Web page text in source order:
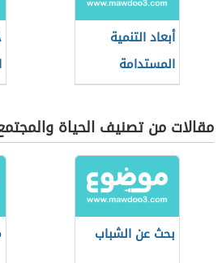
أبعاد التنمية
المستدامة
مقالات من تصنيف الحياة
بحث عن الشباب